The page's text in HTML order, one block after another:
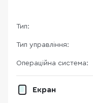
Тип:
Тип управління:
Операційна система:
Екран